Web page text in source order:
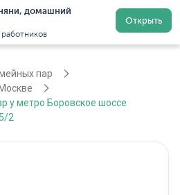
домашний
Открыть
Регистрация
пар
у метро Боровское шоссе
2